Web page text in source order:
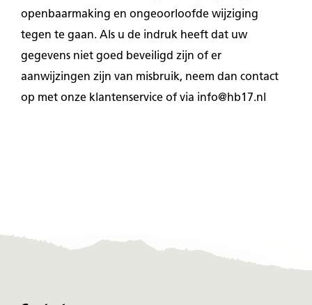
openbaarmaking en ongeoorloofde wijziging
tegen te gaan. Als u de indruk heeft dat uw
gegevens niet goed beveiligd zijn of er
aanwijzingen zijn van misbruik, neem dan contact
op met onze klantenservice of via info@hb17.nl